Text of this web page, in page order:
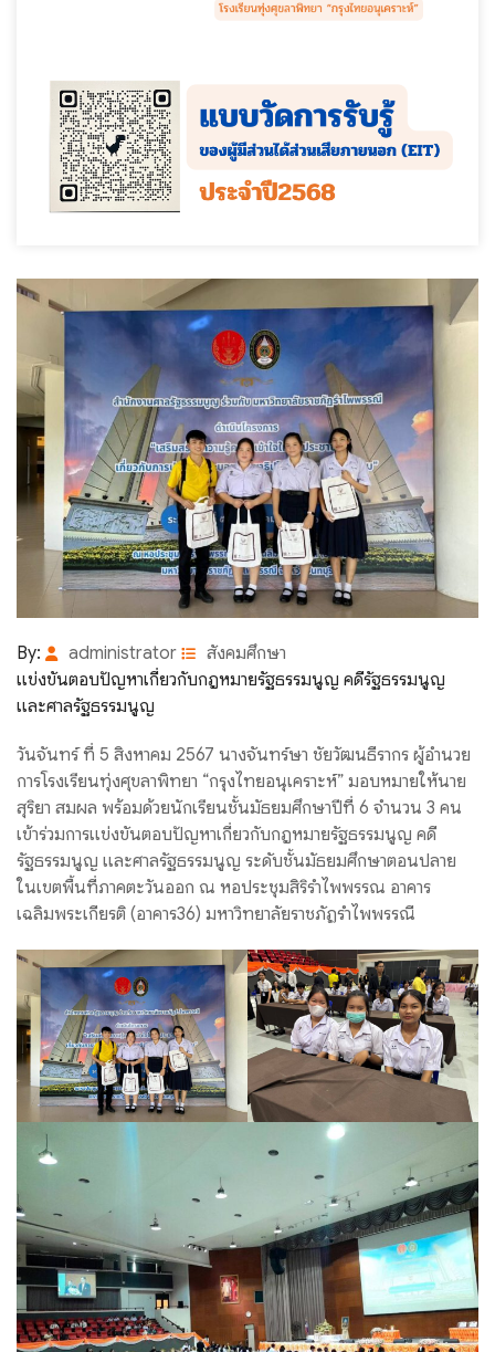
By: administrator
สังคมศึกษา
แข่งขันตอบปัญหาเกี่ยวกับกฎหมายรัฐธรรมนูญ คดีรัฐธรรมนูญ
และศาลรัฐธรรมนูญ
วันจันทร์ ที่ 5 สิงหาคม 2567 นางจันทร์ษา ชัยวัฒนธีรากร ผู้อำนวย
การโรงเรียนทุ่งศุขลาพิทยา “กรุงไทยอนุเคราะห์” มอบหมายให้นาย
สุริยา สมผล พร้อมด้วยนักเรียนชั้นมัธยมศึกษาปีที่ 6 จำนวน 3 คน
เข้าร่วมการแข่งขันตอบปัญหาเกี่ยวกับกฎหมายรัฐธรรมนูญ คดี
รัฐธรรมนูญ และศาลรัฐธรรมนูญ ระดับชั้นมัธยมศึกษาตอนปลาย
ในเขตพื้นที่ภาคตะวันออก ณ หอประชุมสิริรำไพพรรณ อาคาร
เฉลิมพระเกียรติ (อาคาร36) มหาวิทยาลัยราชภัฏรำไพพรรณี